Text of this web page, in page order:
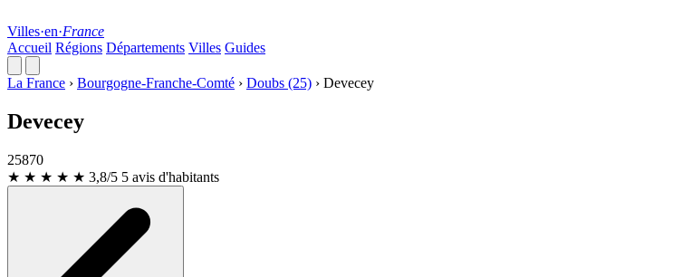
Villes·en·France
Accueil Régions Départements Villes Guides
La France › Bourgogne-Franche-Comté › Doubs (25) › Devecey
Devecey
25870
★ ★ ★ ★ ★ 3,8/5 5 avis d'habitants